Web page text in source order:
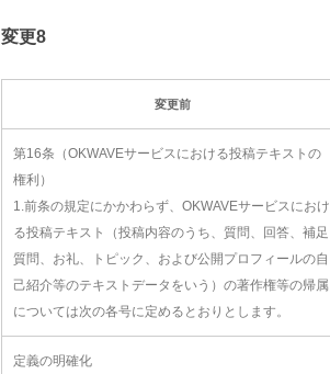
変更8
変更前
第16条（OKWAVEサービスにおける投稿テキストの
権利）
1.前条の規定にかかわらず、OKWAVEサービスにおけ
る投稿テキスト（投稿内容のうち、質問、回答、補足
質問、お礼、トピック、および公開プロフィールの自
己紹介等のテキストデータをいう）の著作権等の帰属
については次の各号に定めるとおりとします。
定義の明確化